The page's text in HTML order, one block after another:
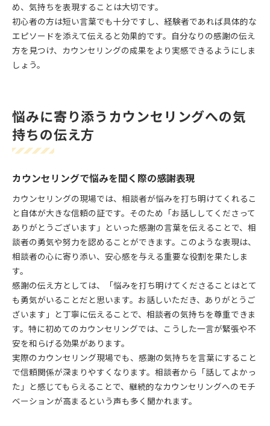
め、気持ちを表現することは大切です。
初心者の方は短い言葉でも十分ですし、経験者であれば具体的な
エピソードを添えて伝えると効果的です。自分なりの感謝の伝え
方を見つけ、カウンセリングの成果をより実感できるようにしま
しょう。
悩みに寄り添うカウンセリングへの気
持ちの伝え方
カウンセリングで悩みを聞く際の感謝表現
カウンセリングの現場では、相談者が悩みを打ち明けてくれるこ
と自体が大きな信頼の証です。そのため「お話ししてくださって
ありがとうございます」といった感謝の言葉を伝えることで、相
談者の勇気や努力を認めることができます。このような表現は、
相談者の心に寄り添い、安心感を与える重要な役割を果たしま
す。
感謝の伝え方としては、「悩みを打ち明けてくださることはとて
も勇気がいることだと思います。お話しいただき、ありがとうご
ざいます」と丁寧に伝えることで、相談者の気持ちを尊重できま
す。特に初めてのカウンセリングでは、こうした一言が緊張や不
安を和らげる効果があります。
実際のカウンセリング現場でも、感謝の気持ちを言葉にすること
で信頼関係が深まりやすくなります。相談者から「話してよかっ
た」と感じてもらえることで、継続的なカウンセリングへのモチ
ベーションが高まるという声も多く聞かれます。